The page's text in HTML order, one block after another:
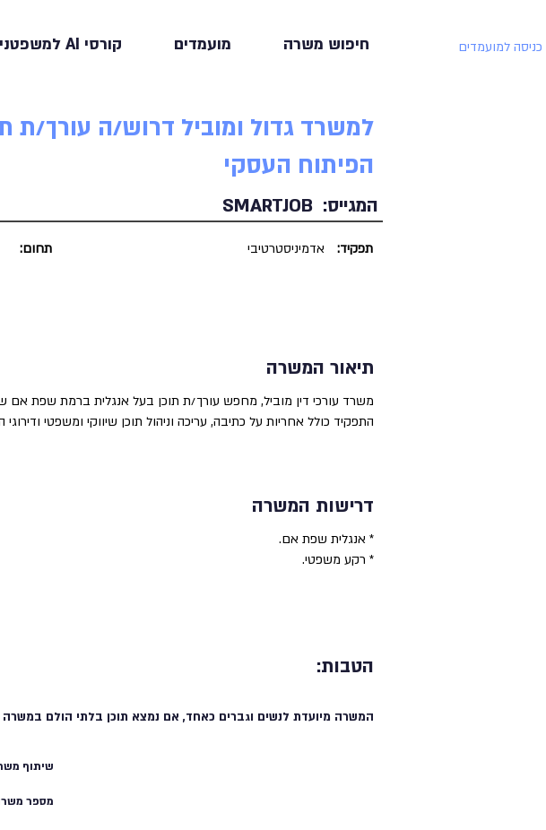
חיפוש משרה מועמדים קורסי AI למשפטנים כניסה למועמדים
למשרד גדול ומוביל דרוש/ה עורך/
הפיתוח העסקי
SMARTJOB המגייס:
תחום: אדמיניסטרטיבי תפקיד:
תיאור המשרה
משרד עורכי דין מוביל, מחפש עורך/ת תוכן בעל אנגלית ברמת שפת אם
התפקיד כולל אחריות על כתיבה, עריכה וניהול תוכן שיווקי ומשפטי
דרישות המשרה
* אנגלית שפת אם.
* רקע משפטי.
הטבות:
המשרה מיועדת לנשים וגברים כאחד, אם נמצא תוכן בלתי הולם במשרה
שיתוף
מספר